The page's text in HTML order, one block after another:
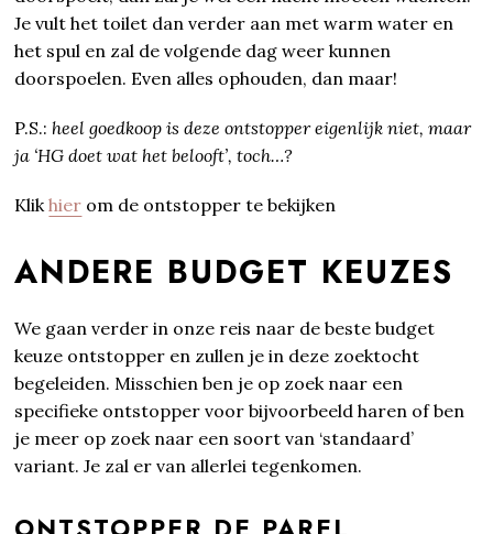
Je vult het toilet dan verder aan met warm water en
het spul en zal de volgende dag weer kunnen
doorspoelen. Even alles ophouden, dan maar!
P.S.:heel goedkoop is deze ontstopper eigenlijk niet, maar
ja ‘HG doet wat het belooft’, toch…?
Klikhier om de ontstopper te bekijken
ANDERE BUDGET KEUZES
We gaan verder in onze reis naar de beste budget
keuze ontstopper en zullen je in deze zoektocht
begeleiden. Misschien ben je op zoek naar een
specifieke ontstopper voor bijvoorbeeld haren of ben
je meer op zoek naar een soort van ‘standaard’
variant. Je zal er van allerlei tegenkomen.